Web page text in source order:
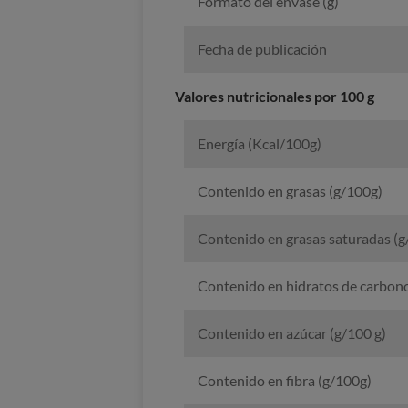
Fecha de publicación
Valores nutricionales por 100 g
Energía (Kcal/100g)
Contenido en grasas (g/100g)
Contenido en grasas saturadas
Contenido en hidratos de
Contenido en azúcar (g/100 g)
Contenido en fibra (g/100g)